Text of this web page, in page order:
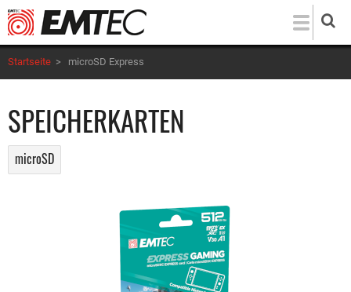
Direkt
zum
Inhalt
Startseite > microSD Express
SPEICHERKARTEN
microSD